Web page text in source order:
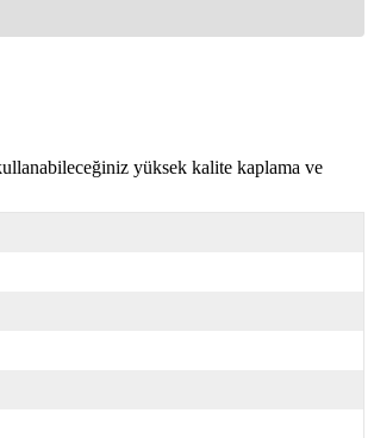
yüksek kalite kaplama ve